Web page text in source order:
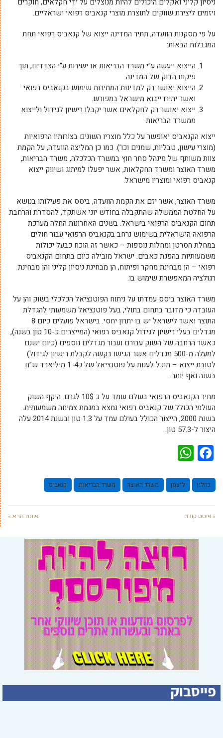
ויזמים ליצירת שווקים לתוצרת מוצרי קנאביס רפואי ישראליים.
על פי מסקנות הוועדה, תתיר המדינה ייצוא של קנאביס רפואי תחת
המגבלות הבאות:
הייצוא ייעשה ע”י משרד הבריאות או ישירות ע”י הצדדים, תוך
פיקוח הדוק של המדינה.
הייצוא יאושר רק למדינות המתירות שימוש בקנאביס רפואי
ואשר יתירו ייבוא מישראל במפורש.
ייצוא יאושר רק לחקלאים אשר יקבלו רישיון לגידול ולייצוא
ממשרד הבריאות.
ייצוא הקנאביס יאופשר על כלל מוצריו השונים בצורותיו הרפואיות
(מוצרי עישון, טבליות, שמנים וכו’). כמו כן המליצה הוועדה, על הקמת
צוות משותף של מינהל סחר חוץ במשרד הכלכלה, משרד הבריאות,
משרד האוצר ומשרד החקלאות, אשר יפעלו למיתוג ושיווק ייצוא
קנאביס רפואי ומוצריו מישראל.
משרד האוצר, אשר יזם את הקמת הוועדה, ביסס את פעילותו בנושא
על החלטת הממשלה שהתקבלה בחודש יוני אשתקד, להסדרת והרחבת
תחום הקנאביס הרפואי בישראל. בשנים האחרונות החלה מערכת
הרפואה הישראלית בשימוש נרחב בקנאביס הרפואי עבור חולים
במחלת הסרטן ומחלות נוספות – כאשר זה הוכח כבעל יכולות
משמעותיות בהפגת כאבים. ישראל מובילה כיום בתחום הקנאביס
רפואי – הן מבחינת מחקר ופיתוח, הן מבחינת ניסיון קליני והן מבחינת
רגולציה המאפשרת שימוש בו.
משרד האוצר ביסס עמדתו על ניתוח הפוטנציאל הכלכלי בשוק והן על
העובדה כי מדובר בתחום בתולי, בעל פוטנציאל משמעותי להגדלת
התוצר ואשר לישראל יש בו יתרון יחסי. בישראל פועלים כיום 8
מגדלים בעלי רישיון לגידול קנאביס רפואי (המייצרים כ-10 טון בשנה),
כאשר הרחבה של השוק עבורם ועבור מגדלים נוספים (כיום ישנם
למעלה מ-500 מגדלים אשר הגישו בקשה לקבלת רישיון לגידול)
לטובת ייצוא – תוכל לענות על פוטנציאל של כ1-4 מיליארד ש”ח
בשנה ואף יותר.
מחיר הקנאביס הרפואי בעולם עומד על כ 10$ לגרם. היקף השוק
העולמי הכולל של קנאביס רפואי נמצא במגמת צמיחה משמעותית.
בשנת 2000, הייצור הכולל בעולם עמד על 1.3 טון ובשנת 2014 עלה
היצור ל-57.3 טון.
Facebook
כחלון ליצמן משרד האוצר משרד הבריאות קנאביס
« פוסט קודם פוסט הבא »